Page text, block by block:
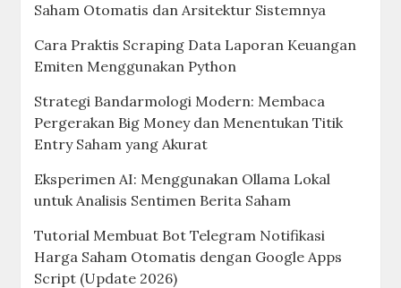
Saham Otomatis dan Arsitektur Sistemnya
Cara Praktis Scraping Data Laporan Keuangan
Emiten Menggunakan Python
Strategi Bandarmologi Modern: Membaca
Pergerakan Big Money dan Menentukan Titik
Entry Saham yang Akurat
Eksperimen AI: Menggunakan Ollama Lokal
untuk Analisis Sentimen Berita Saham
Tutorial Membuat Bot Telegram Notifikasi
Harga Saham Otomatis dengan Google Apps
Script (Update 2026)